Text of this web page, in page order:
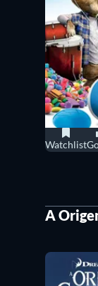
Onde
Abaixo,
Watchlist
A